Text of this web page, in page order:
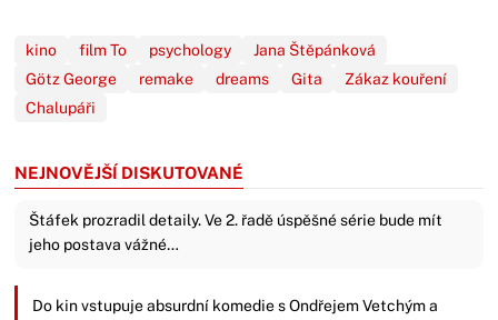
kino film To psychology
Jana Štěpánková
Götz George
remake dreams Gita
Zákaz kouření
Chalupáři
NEJNOVĚJŠÍ DISKUTOVANÉ
Štáfek prozradil detaily. Ve 2. řadě úspěšné série bude mít
jeho postava vážné…
Do kin vstupuje absurdní komedie s Ondřejem Vetchým a